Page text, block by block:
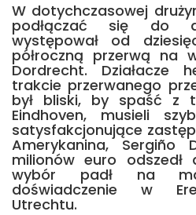
W dotychczasowej
podłączać się do
występował od
półroczną przerwą na
Dordrecht. Działacze
trakcie przerwanego
był bliski, by spaść z
Eindhoven, musieli
satysfakcjonujące
Amerykanina, Sergiño
milionów euro odszedł
wybór padł na
doświadczenie w
Utrechtu.